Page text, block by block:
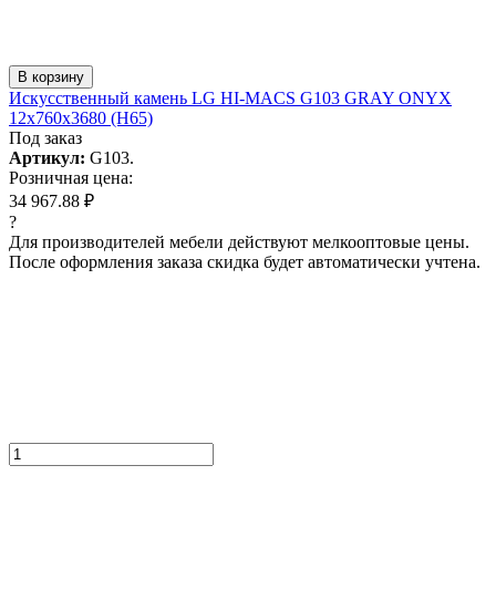
В корзину
Искусcтвенный камень LG HI-MACS G103 GRAY ONYX
12x760x3680 (H65)
Под заказ
Артикул: G103.
Розничная цена:
34 967.88 ₽
?
Для производителей мебели действуют мелкооптовые цены.
После оформления заказа скидка будет автоматически учтена.